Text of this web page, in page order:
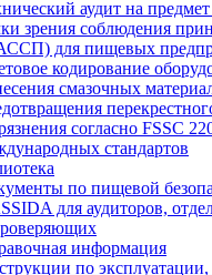
аудит на
зрения соблюдения
для пищевых
кодирование
смазочных
согласно FSSC
стандартов
по пищевой
для аудиторов,
информация
по эксплуатации,